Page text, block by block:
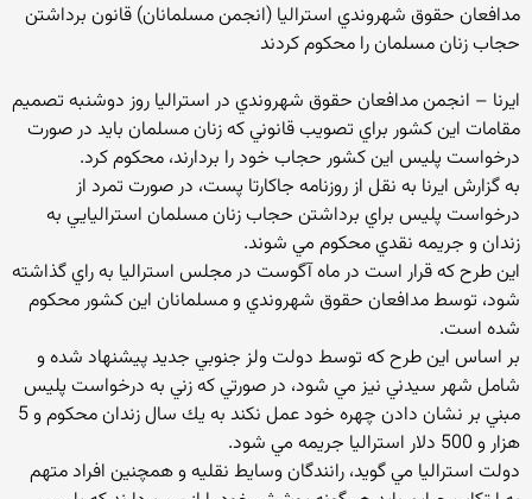
مدافعان حقوق شهروندي استراليا (انجمن مسلمانان) قانون برداشتن
حجاب زنان مسلمان را محكوم كردند
ایرنا – انجمن مدافعان حقوق شهروندي در استراليا روز دوشنبه تصميم
مقامات اين كشور براي تصويب قانوني كه زنان مسلمان بايد در صورت
درخواست پليس اين كشور حجاب خود را بردارند، محكوم كرد.
به گزارش ايرنا به نقل از روزنامه جاكارتا پست، در صورت تمرد از
درخواست پليس براي برداشتن حجاب زنان مسلمان استراليايي به
زندان و جريمه نقدي محكوم مي شوند.
اين طرح كه قرار است در ماه آگوست در مجلس استراليا به راي گذاشته
شود، توسط مدافعان حقوق شهروندي و مسلمانان اين كشور محكوم
شده است.
بر اساس اين طرح كه توسط دولت ولز جنوبي جديد پيشنهاد شده و
شامل شهر سيدني نيز مي شود، در صورتي كه زني به درخواست پليس
مبني بر نشان دادن چهره خود عمل نكند به يك سال زندان محكوم و 5
هزار و 500 دلار استراليا جريمه مي شود.
دولت استراليا مي گويد، رانندگان وسايط نقليه و همچنين افراد متهم